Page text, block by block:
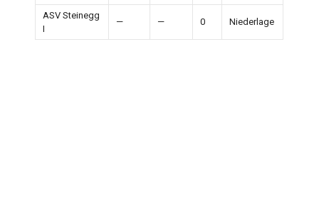
ASV Steinegg
I
— — 0 Niederlage